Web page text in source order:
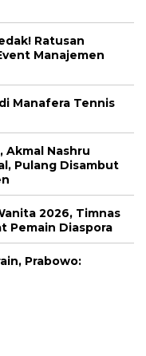
Ratusan
Manajemen
Manafera Tennis
Akmal Nashru
Pulang Disambut
2026, Timnas
Pemain Diaspora
Prabowo: